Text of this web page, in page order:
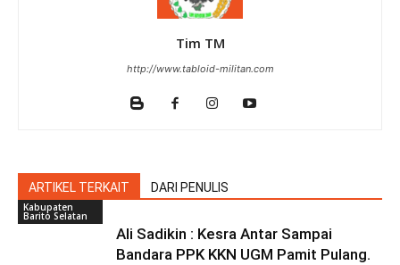
Tim TM
http://www.tabloid-militan.com
ARTIKEL TERKAIT DARI PENULIS
Kabupaten
Barito Selatan
Ali Sadikin : Kesra Antar Sampai
Bandara PPK KKN UGM Pamit Pulang.